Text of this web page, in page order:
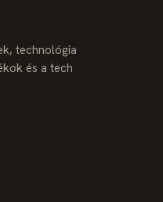
technológia
és a tech